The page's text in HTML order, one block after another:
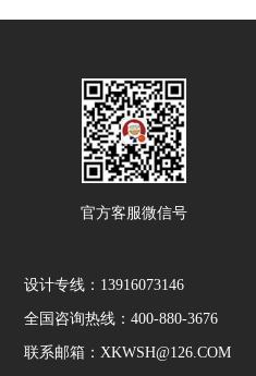
官方客服微信号
设计专线：13916073146
全国咨询热线：400-880-3676
联系邮箱：XKWSH@126.COM